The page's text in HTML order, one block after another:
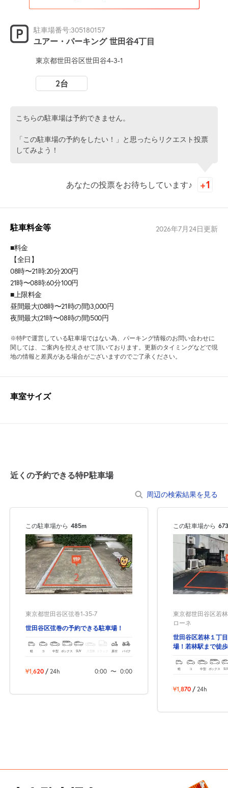
駐車場番号:305180157
ユアー・パーキング 世田谷4丁目
東京都世田谷区世田谷4-3-1
2台
こちらの駐車場は予約できません。
「この駐車場の予約をしたい！」と思ったらリクエスト投票
してみよう！
あなたの投票をお待ちしています♪
駐車料金等 2026年7月24日更新
■料金
【全日】
08時〜21時:20分200円
21時〜08時:60分100円
■上限料金
昼間最大(08時〜21時の間)3,000円
夜間最大(21時〜08時の間)500円
※特Pで運営している駐車場ではない為、パーキング情報のお問い合わせに
関しては、ご案内を控えさせて頂いております。更新のタイミングなどで現
地の情報と差異がある場合がございますのでご了承ください。
車室サイズ
近くの予約できる特P駐車場
周辺の検索結果を見る
この駐車場から 485m
東京都世田谷区弦巻1-35-7
世田谷区弦巻の予約できる駐車場！
軽 コ 中型 ボックス SUV 大型車 トラック 原付 バイク
¥1,620 / 24h 0:00 〜 0:00
この駐車場から
東京都世田谷区若
ローネ
世田谷区若林１丁
場！若林駅まで徒
軽 コ 中型 ボックス
¥1,870 / 24h